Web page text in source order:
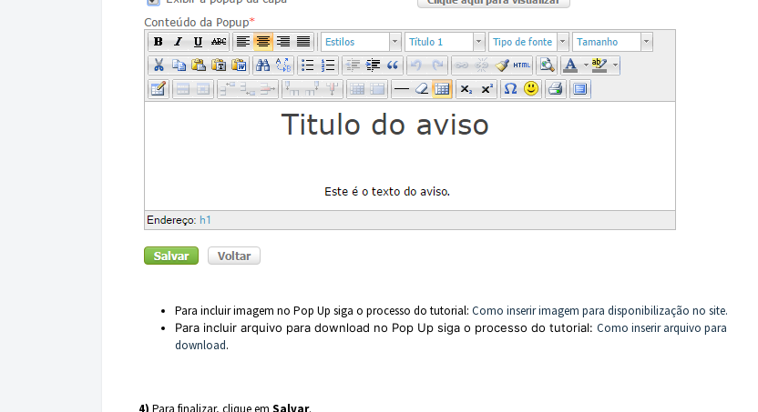
Para incluir imagem no Pop Up siga o processo do tutorial: Como inserir imagem para disponibilização no site.
Para incluir arquivo para download no Pop Up siga o processo do tutorial: Como inserir arquivo para
download.
4) Para finalizar, clique em Salvar.